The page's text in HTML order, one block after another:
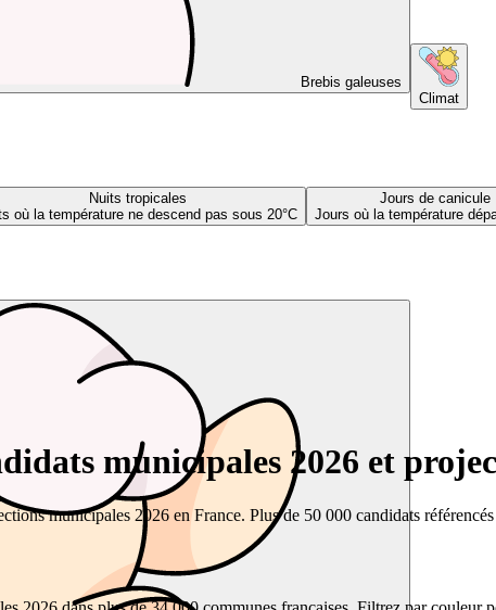
Brebis galeuses
Climat
Nuits tropicales
où la température ne descend pas sous 20°C
Jours de canicule
Jours où la température
municipales 2026 et
municipales 2026 en France. Plus de 50 000 candidats